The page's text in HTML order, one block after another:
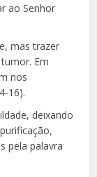
ao Senhor
mas trazer
Em
nos
16).
deixando
pela palavra